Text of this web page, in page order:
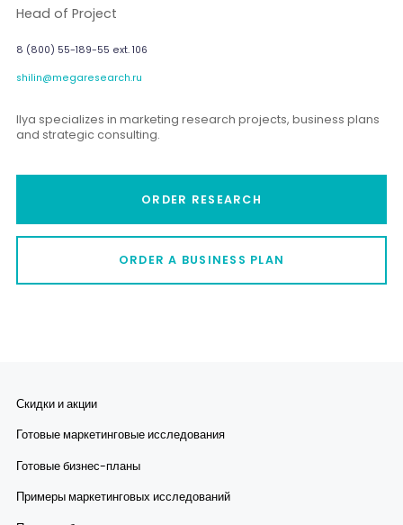
Head of Project
8 (800) 55-189-55 ext. 106
shilin@megaresearch.ru
Ilya specializes in marketing research projects, business plans
and strategic consulting.
ORDER RESEARCH
ORDER A BUSINESS PLAN
Скидки и акции
Готовые маркетинговые исследования
Готовые бизнес-планы
Примеры маркетинговых исследований